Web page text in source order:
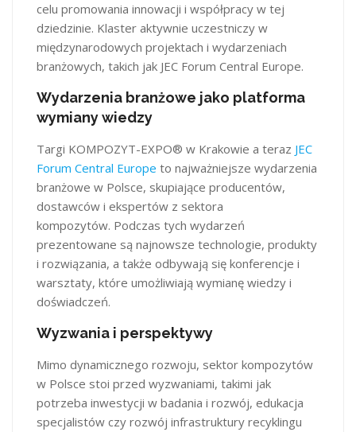
celu promowania innowacji i współpracy w tej
dziedzinie. Klaster aktywnie uczestniczy w
międzynarodowych projektach i wydarzeniach
branżowych, takich jak JEC Forum Central Europe. ​
Wydarzenia branżowe jako platforma
wymiany wiedzy
Targi KOMPOZYT-EXPO® w Krakowie a teraz JEC
Forum Central Europe to najważniejsze wydarzenia
branżowe w Polsce, skupiające producentów,
dostawców i ekspertów z sektora
kompozytów. Podczas tych wydarzeń
prezentowane są najnowsze technologie, produkty
i rozwiązania, a także odbywają się konferencje i
warsztaty, które umożliwiają wymianę wiedzy i
doświadczeń.
Wyzwania i perspektywy
Mimo dynamicznego rozwoju, sektor kompozytów
w Polsce stoi przed wyzwaniami, takimi jak
potrzeba inwestycji w badania i rozwój, edukacja
specjalistów czy rozwój infrastruktury recyklingu